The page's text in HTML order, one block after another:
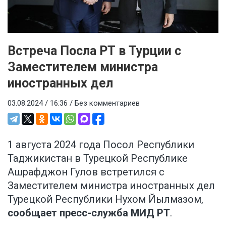
Встреча Посла РТ в Турции с
Заместителем министра
иностранных дел
03.08.2024 / 16:36 / Без комментариев
1 августа 2024 года Посол Республики
Таджикистан в Турецкой Республике
Ашрафджон Гулов встретился с
Заместителем министра иностранных дел
Турецкой Республики Нухом Йылмазом,
сообщает пресс-служба МИД РТ.